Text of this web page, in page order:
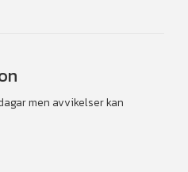
men avvikelser kan